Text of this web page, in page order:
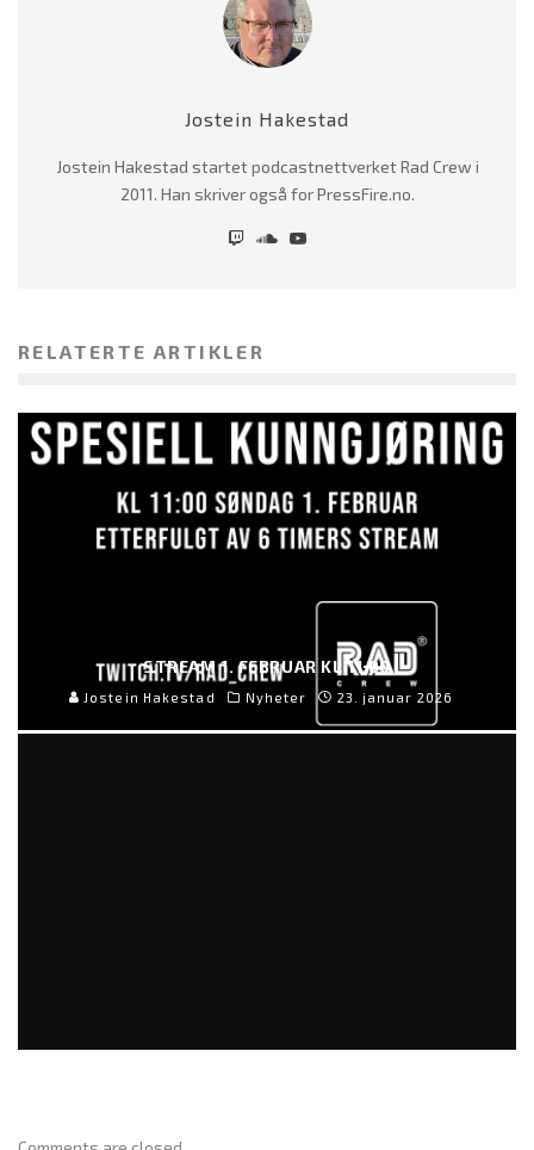
Jostein Hakestad
Jostein Hakestad startet podcastnettverket Rad Crew i
2011. Han skriver også for PressFire.no.
RELATERTE ARTIKLER
STREAM 1. FEBRUAR KL 11:00
Jostein Hakestad Nyheter 23. januar 2026